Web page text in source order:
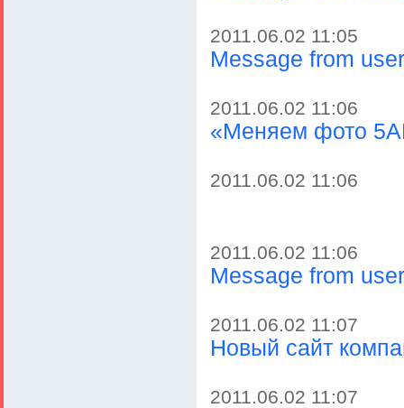
2011.06.02 11:05
Message from
2011.06.02 11:06
«Меняем фото
2011.06.02 11:06
2011.06.02 11:06
Message from
2011.06.02 11:07
Новый сайт
2011.06.02 11:07